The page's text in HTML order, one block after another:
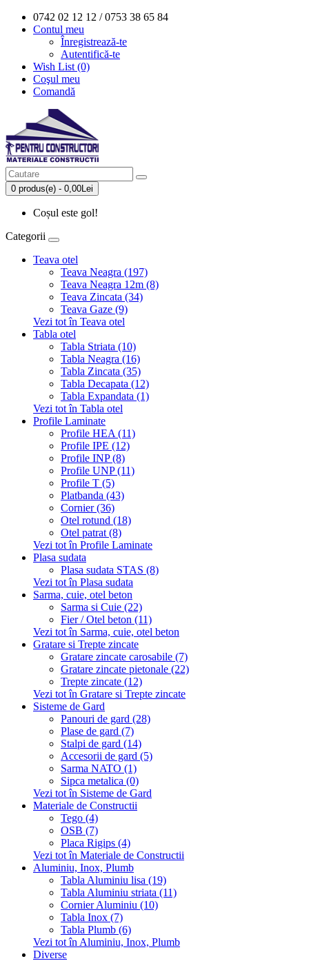
0742 02 12 12 / 0753 38 65 84
Contul meu
Înregistrează-te
Autentifică-te
Wish List (0)
Coşul meu
Comandă
0 produs(e) - 0,00Lei
Coșul este gol!
Categorii
Teava otel
Teava Neagra (197)
Teava Neagra 12m (8)
Teava Zincata (34)
Teava Gaze (9)
Vezi tot în Teava otel
Tabla otel
Tabla Striata (10)
Tabla Neagra (16)
Tabla Zincata (35)
Tabla Decapata (12)
Tabla Expandata (1)
Vezi tot în Tabla otel
Profile Laminate
Profile HEA (11)
Profile IPE (12)
Profile INP (8)
Profile UNP (11)
Profile T (5)
Platbanda (43)
Cornier (36)
Otel rotund (18)
Otel patrat (8)
Vezi tot în Profile Laminate
Plasa sudata
Plasa sudata STAS (8)
Vezi tot în Plasa sudata
Sarma, cuie, otel beton
Sarma si Cuie (22)
Fier / Otel beton (11)
Vezi tot în Sarma, cuie, otel beton
Gratare si Trepte zincate
Gratare zincate carosabile (7)
Gratare zincate pietonale (22)
Trepte zincate (12)
Vezi tot în Gratare si Trepte zincate
Sisteme de Gard
Panouri de gard (28)
Plase de gard (7)
Stalpi de gard (14)
Accesorii de gard (5)
Sarma NATO (1)
Sipca metalica (0)
Vezi tot în Sisteme de Gard
Materiale de Constructii
Tego (4)
OSB (7)
Placa Rigips (4)
Vezi tot în Materiale de Constructii
Aluminiu, Inox, Plumb
Tabla Aluminiu lisa (19)
Tabla Aluminiu striata (11)
Cornier Aluminiu (10)
Tabla Inox (7)
Tabla Plumb (6)
Vezi tot în Aluminiu, Inox, Plumb
Diverse